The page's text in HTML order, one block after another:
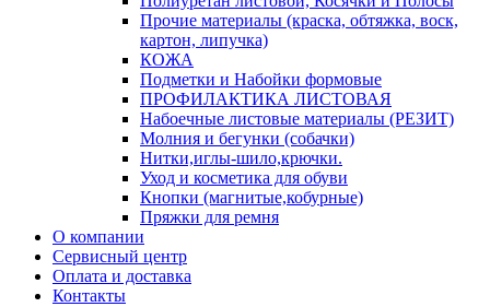
Прочие материалы (краска, обтяжка, воск,
картон, липучка)
КОЖА
Подметки и Набойки формовые
ПРОФИЛАКТИКА ЛИСТОВАЯ
Набоечные листовые материалы (РЕЗИТ)
Молния и бегунки (собачки)
Нитки,иглы-шило,крючки.
Уход и косметика для обуви
Кнопки (магнитые,кобурные)
Пряжки для ремня
О компании
Сервисный центр
Оплата и доставка
Контакты